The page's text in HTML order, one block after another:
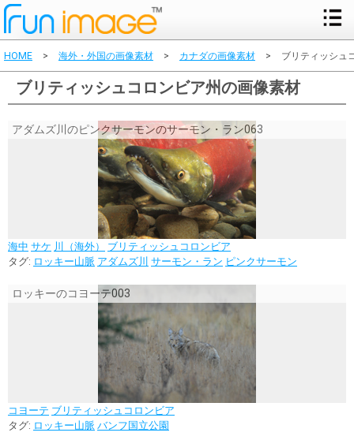
HOME > 海外・外国の画像素材 > カナダの画像素材 > ブリティッシュ
ブリティッシュコロンビア州の画像素材
アダムズ川のピンクサーモンのサーモン・ラン063
海中 サケ 川（海外）
ブリティッシュコロンビア
タグ: ロッキー山脈 アダムズ川 サーモン・ラン ピンクサーモン
ロッキーのコヨーテ003
コヨーテ ブリティッシュコロンビア
タグ: ロッキー山脈 バンフ国立公園